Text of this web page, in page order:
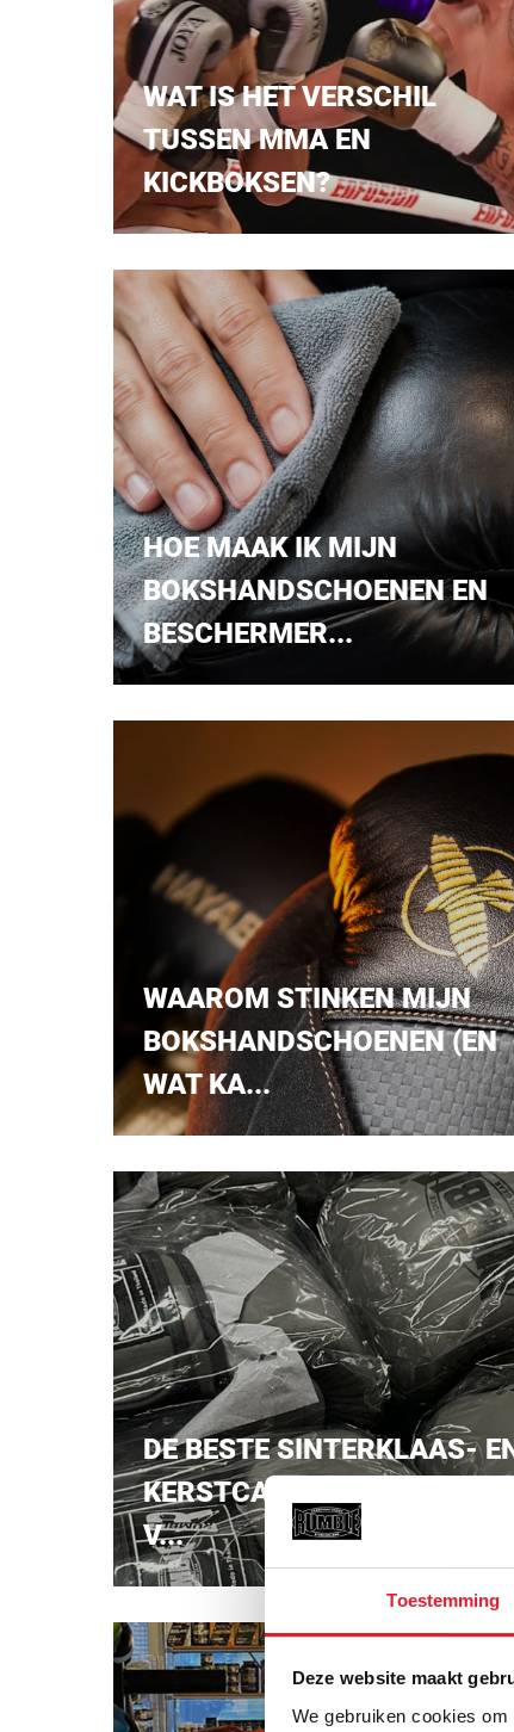
Toestemming
Deze website maakt
We gebruiken cookies
WAT IS HET VERSCHIL
TUSSEN MMA EN
KICKBOKSEN?
HOE MAAK IK MIJN
BOKSHANDSCHOENEN EN
BESCHERMER...
WAAROM STINKEN MIJN
BOKSHANDSCHOENEN (EN
WAT KA...
DE BESTE SINTERKLAAS-
KERSTCADEAUS VOOR JE
V...